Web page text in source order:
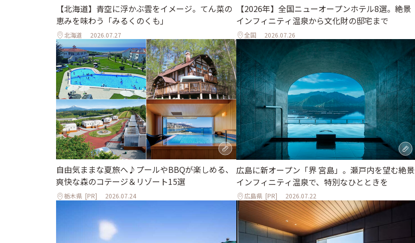
【北海道】青空に浮かぶ雲をイメージ。てん菜の
恵みを味わう「みるくのくも」
北海道 2026.07.27
【2026年】全国ニューオープンホテル8選。絶景
インフィニティ温泉から文化財の邸宅まで
全国 2026.07.26
自由気ままな夏旅へ♪プールやBBQが楽しめる、
爽快な森のコテージ＆リゾート15選
栃木県 [PR] 2026.07.24
広島に新オープン「界 宮島」。瀬戸内を望む絶景
インフィニティ温泉で、特別なひとときを
広島県 [PR] 2026.07.22